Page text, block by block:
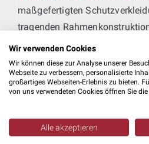
maßgefertigten
tragenden
Blechteile, die perfekt zu Ihren
passen.
Maschinen für Ihre
Erstbearbeitung bis zur
wir durchdachte Lösungen als
Wir verwenden Cookies
Wir können diese zur Analyse unserer
Webseite zu verbessern, personalisierte
großartiges Webseiten-Erlebnis zu bieten.
von uns verwendeten Cookies öffnen Sie
Alle akzeptieren